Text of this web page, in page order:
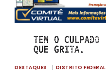
DESTAQUES DISTRITO FEDERAL